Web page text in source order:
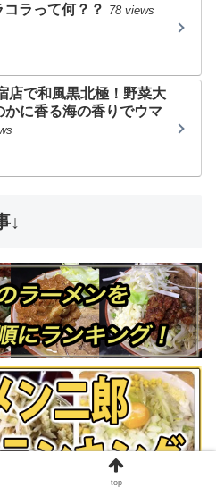
コラって何？？ 78 views
店で和風黒北極！野菜大
かに香る海の香りでウマ
↓
top